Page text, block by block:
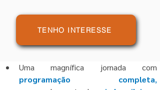
TENHO INTERESSE
Uma magnífica jornada com
programação completa